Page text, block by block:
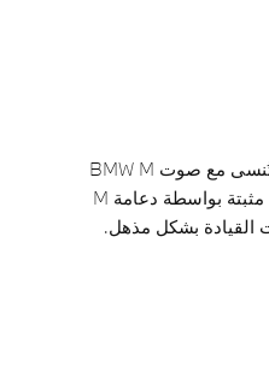
يوفر محرك M TwinPower Turbo سداسي الأسطوانات قوة لا تُنسى مع صوت BMW M
الصاخب. تم تطوير المجموعة بشكل أكبر لتوفر قوة 551 حصانًا، مثبتة بواسطة دعامة M
القيادة بشكل مذهل.